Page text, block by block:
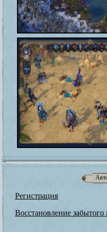
Регистрация
Восстановление забытого